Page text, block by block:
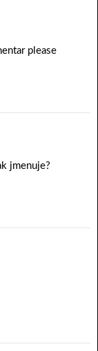
please
jmenuje?